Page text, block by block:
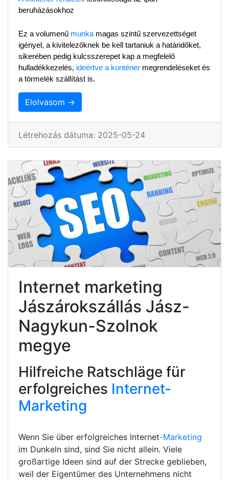
beruházásokhoz
Ez a volumenű munka magas szintű szervezettséget
igényel, a kivitelezőknek be kell tartaniuk a határidőket,
sikerében pedig kulcsszerepet kap a megfelelő
hulladékkezelés, ideértve a konténer megrendeléseket és
a törmelék szállítást is.
Elolvasom →
Létrehozás dátuma: 2025-05-24
Internet marketing
Jászárokszállás Jász-
Nagykun-Szolnok
megye
Hilfreiche Ratschläge für
erfolgreiches Internet-
Marketing
Wenn Sie über erfolgreiches Internet-Marketing
im Dunkeln sind, sind Sie nicht allein. Viele
großartige Ideen sind auf der Strecke geblieben,
weil der Eigentümer des Unternehmens nicht